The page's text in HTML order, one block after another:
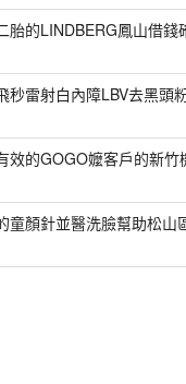
胎的LINDBERG鳳山借錢
秒雷射白內障LBV去黑頭
效的GOGO嬤客戶的新竹
童顏針並醫洗臉幫助松山